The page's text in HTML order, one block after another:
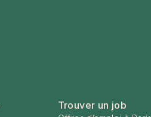
Trouver un job